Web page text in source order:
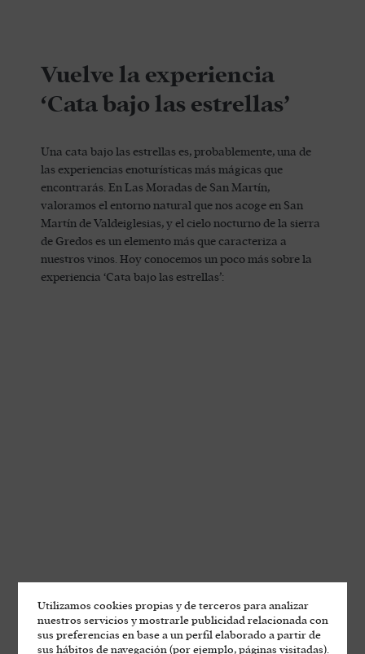
Vuelve la experiencia
‘Cata bajo las estrellas’
Una cata bajo las estrellas es, probablemente, una de
las experiencias enoturísticas más mágicas que
encontrarás. En Las Moradas de San Martín,
valoramos el entorno natural que nos acoge en San
Martín de Valdeiglesias, y el cielo nocturno de la sierra
de Gredos es un elemento más que caracteriza a
nuestros vinos. Hoy conocemos un poco más sobre la
experiencia ‘Cata bajo las estrellas’:
Utilizamos cookies propias y de terceros para analizar
nuestros servicios y mostrarle publicidad relacionada con
sus preferencias en base a un perfil elaborado a partir de
sus hábitos de navegación (por ejemplo, páginas visitadas).